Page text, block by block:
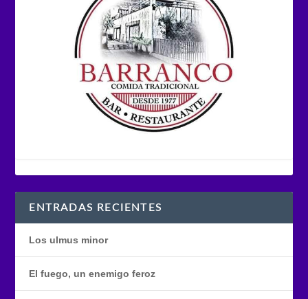
ENTRADAS RECIENTES
Los ulmus minor
El fuego, un enemigo feroz